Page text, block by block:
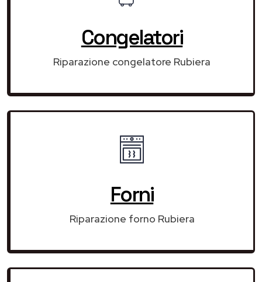
Congelatori
Riparazione congelatore Rubiera
Forni
Riparazione forno Rubiera